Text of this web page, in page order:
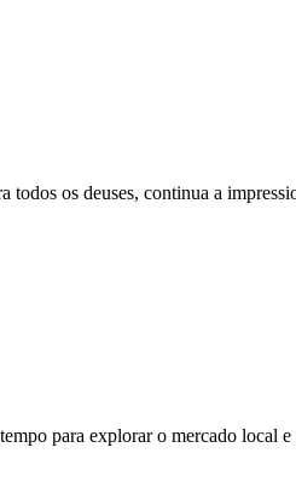
os deuses, continua a
para explorar o mercado local